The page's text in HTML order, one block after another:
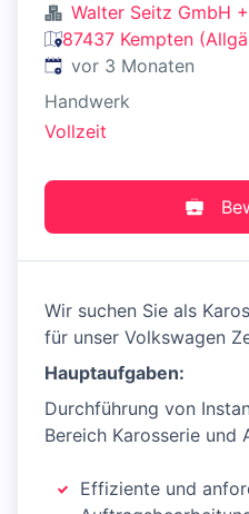
Walter Seitz GmbH
87437 Kempten
Veröffentlicht:
vor 3 Monaten
Handwerk
Vollzeit
Wir suchen Sie als
für unser Volkswagen
Hauptaufgaben:
Durchführung von
Bereich Karosserie und
Effiziente und